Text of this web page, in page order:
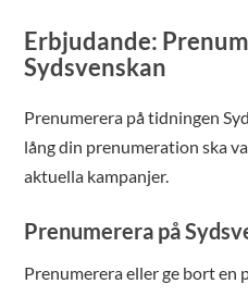
Erbjudande:
Sydsvenskan
Prenumerera på tidningen
lång din prenumeration ska
aktuella kampanjer.
Prenumerera på
Prenumerera eller ge bort en